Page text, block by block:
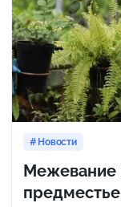
Новости
Межевание